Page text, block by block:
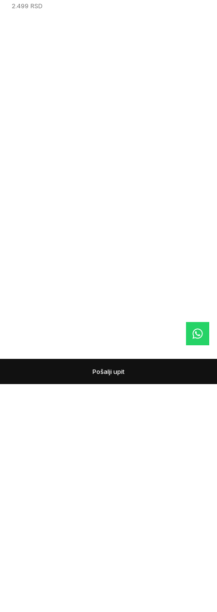
2.499 RSD
Pošalji upit